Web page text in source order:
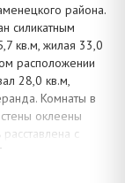
района.
силикатным
кв.м, жилая 33,0
расположении
28,0 кв.м,
Комнаты в
оклеены
с